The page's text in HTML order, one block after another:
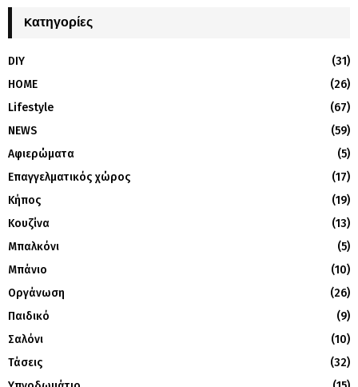
Kατηγορίες
DIY
(31)
HOME
(26)
Lifestyle
(67)
NEWS
(59)
Αφιερώματα
(5)
Επαγγελματικός χώρος
(17)
Κήπος
(19)
Κουζίνα
(13)
Μπαλκόνι
(5)
Μπάνιο
(10)
Οργάνωση
(26)
Παιδικό
(9)
Σαλόνι
(10)
Τάσεις
(32)